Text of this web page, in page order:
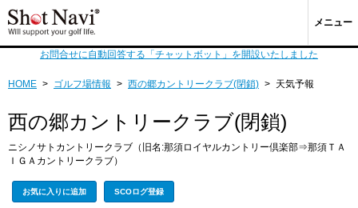
メニュー
お問合せに自動回答する「チャットボット」を開設いたしました
HOME > ゴルフ場情報 > 西の郷カントリークラブ(閉鎖) > 天気予報
西の郷カントリークラブ(閉鎖)
ニシノサトカントリークラブ（旧名:那須ロイヤルカントリー倶楽部⇒那須ＴＡ
ＩＧＡカントリークラブ）
お気に入りに追加 SCOログ登録